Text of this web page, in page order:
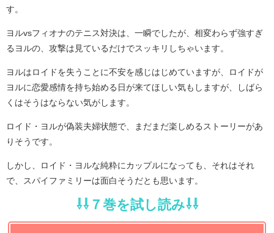
す。
ヨルvsフィオナのテニス対決は、一瞬でしたが、相変わらず強すぎ
るヨルの、攻撃は見ているだけでスッキリしちゃいます。
ヨルはロイドを失うことに不安を感じはじめていますが、ロイドが
ヨルに恋愛感情を持ち始める日が来てほしい気もしますが、しばら
くはそうはならない気がします。
ロイド・ヨルが偽装夫婦状態で、まだまだ楽しめるストーリーがあ
りそうです。
しかし、ロイド・ヨルな純粋にカップルになっても、それはそれ
で、スパイファミリーは面白そうだとも思います。
⇩⇩７巻を試し読み⇩⇩